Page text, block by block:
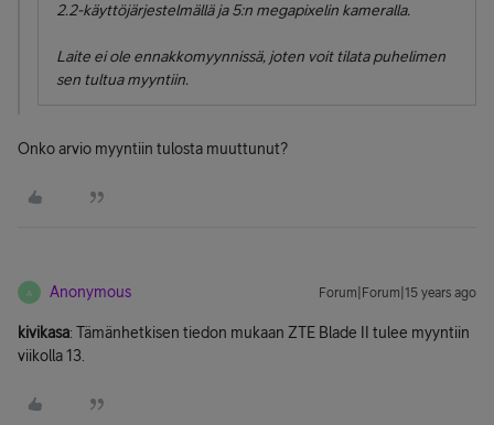
2.2-käyttöjärjestelmällä ja 5:n megapixelin kameralla.
Laite ei ole ennakkomyynnissä, joten voit tilata puhelimen
sen tultua myyntiin.
Onko arvio myyntiin tulosta muuttunut?
A Anonymous Forum|Forum|15 years ago
kivikasa: Tämänhetkisen tiedon mukaan ZTE Blade II tulee myyntiin
viikolla 13.